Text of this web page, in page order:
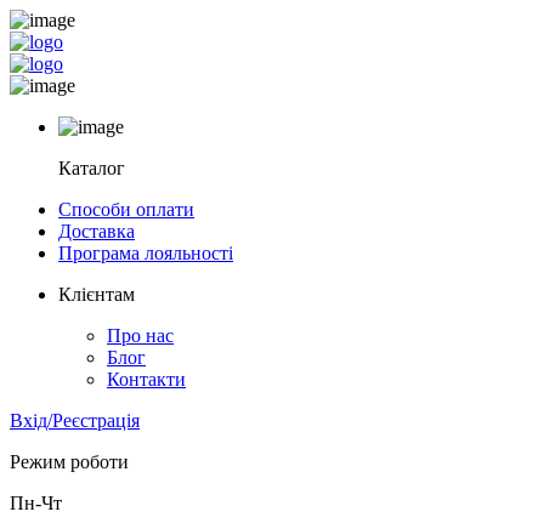
Каталог
Способи оплати
Доставка
Програма лояльності
Клієнтам
Про нас
Блог
Контакти
Вхід/Реєстрація
Режим роботи
Пн-Чт